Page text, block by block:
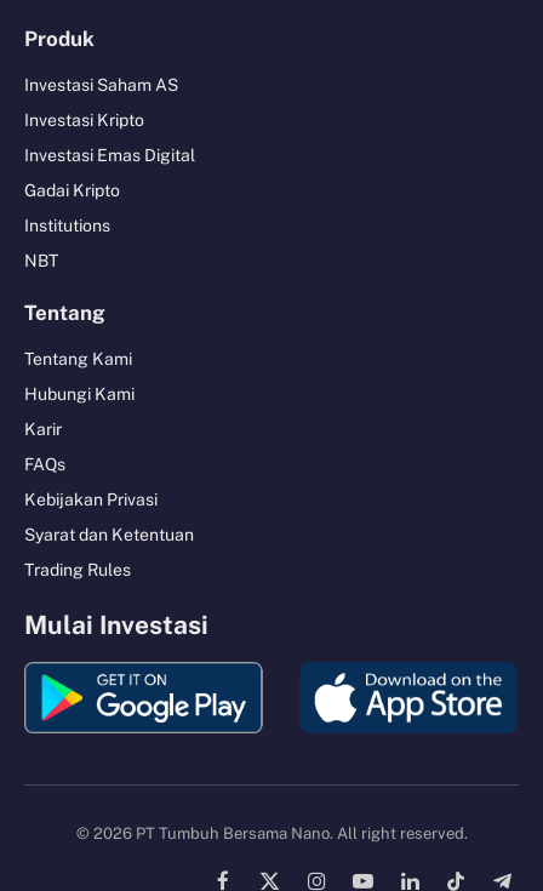
Produk
Investasi Saham AS
Investasi Kripto
Investasi Emas Digital
Gadai Kripto
Institutions
NBT
Tentang
Tentang Kami
Hubungi Kami
Karir
FAQs
Kebijakan Privasi
Syarat dan Ketentuan
Trading Rules
Mulai Investasi
© 2026 PT Tumbuh Bersama Nano. All right reserved.